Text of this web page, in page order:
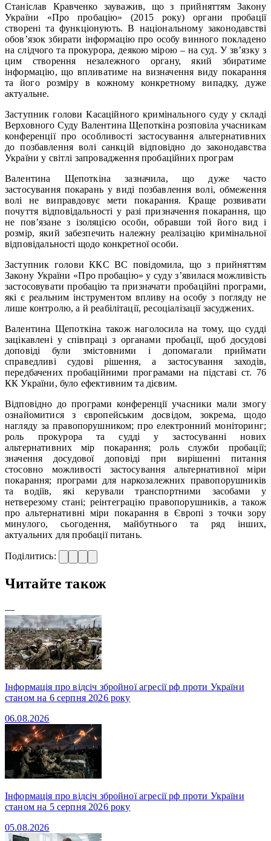
Станіслав Кравченко зауважив, що з прийняттям Закону
України «Про пробацію» (2015 року) органи пробації
створені та функціонують. В національному законодавстві
обов’язок збирати інформацію про особу винного покладено
на слідчого та прокурора, деякою мірою – на суд. У зв’язку з
цим створення незалежного органу, який збиратиме
інформацію, що впливатиме на визначення виду покарання
та його розміру в кожному конкретному випадку, дуже
актуальне.
Заступник голови Касаційного кримінального суду у складі
Верховного Суду Валентина Щепоткіна розповіла учасникам
конференції про особливості застосування альтернативних
до позбавлення волі санкцій відповідно до законодавства
України у світлі запровадження пробаційних програм
Валентина Щепоткіна зазначила, що дуже часто
застосування покарань у виді позбавлення волі, обмеження
волі не виправдовує мети покарання. Краще розвивати
почуття відповідальності у разі призначення покарання, що
не пов’язане з ізоляцією особи, обравши той його вид і
розмір, який забезпечить належну реалізацію кримінальної
відповідальності щодо конкретної особи.
Заступник голови ККС ВС повідомила, що з прийняттям
Закону України «Про пробацію» у суду з’явилася можливість
застосовувати пробацію та призначати пробаційні програми,
які є реальним інструментом впливу на особу з погляду не
лише контролю, а й реабілітації, ресоціалізації засуджених.
Валентина Щепоткіна також наголосила на тому, що судді
зацікавлені у співпраці з органами пробації, щоб досудові
доповіді були змістовними і допомагали приймати
справедливі судові рішення, а застосування заходів,
передбачених пробаційними програмами на підставі ст. 76
КК України, було ефективним та дієвим.
Відповідно до програми конференції учасники мали змогу
ознайомитися з європейським досвідом, зокрема, щодо
нагляду за правопорушником; про електронний моніторинг;
роль прокурора та судді у застосуванні нових
альтернативних мір покарання; роль служби пробації;
значення досудової доповіді при вирішенні питання
стосовно можливості застосування альтернативної міри
покарання; програми для наркозалежних правопорушників
та водіїв, які керували транспортними засобами у
нетверезому стані; реінтеграцію правопорушників, а також
про альтернативні міри покарання в Європі з точки зору
минулого, сьогодення, майбутнього та ряд інших,
актуальних для пробації питань.
Поділитись:
Читайте також
—
Інформація про відсіч збройної агресії рф проти України
станом на 6 серпня 2026 року
06.08.2026
Інформація про відсіч збройної агресії рф проти України
станом на 5 серпня 2026 року
05.08.2026